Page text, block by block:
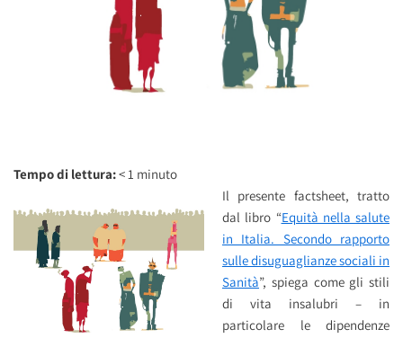
Tempo di lettura:< 1 minuto
Il presente factsheet, tratto
dal libro “Equità nella salute
in Italia. Secondo rapporto
sulle disuguaglianze sociali in
Sanità”, spiega come gli stili
di vita insalubri – in
particolare le dipendenze